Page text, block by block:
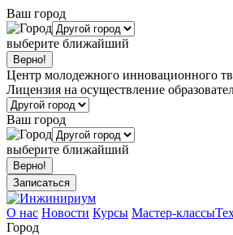
Ваш город
выберите ближайший
Центр молодежного инновационного
Лицензия на осуществление
Ваш город
выберите ближайший
Записаться
О нас Новости Курсы Мастер-классы
Город